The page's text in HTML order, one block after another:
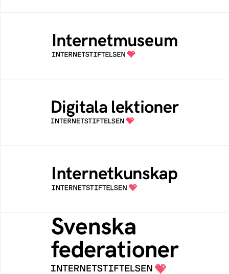
Ett digitalt museum som byggts, och kureras
av Internetstiftelsen
Öppen digital lärresurs med färdiga lektioner
för alla stadier i grundskolan
Samlad kunskap som hjälper dig att bli en
säker och medveten internetanvändare
Svenska federationer
Grunden för medlemskap i en sektors- eller
kontextspecifik federation